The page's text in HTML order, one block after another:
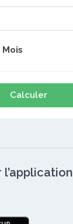
Mois
Calculer